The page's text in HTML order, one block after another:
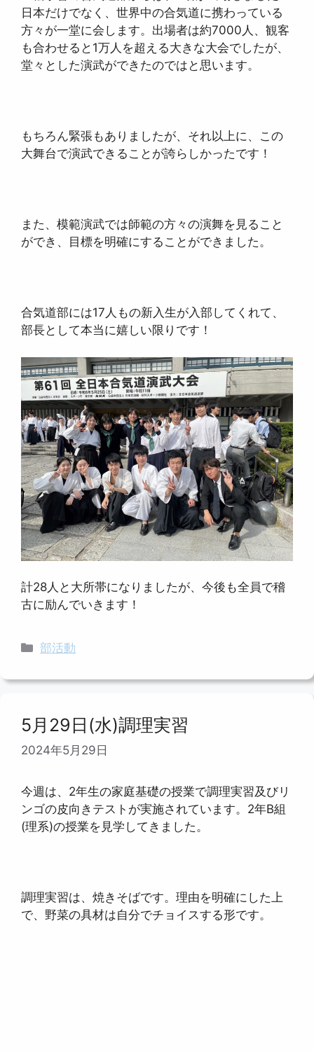
日本だけでなく、世界中の合気道に携わっている
方々が一堂に会します。出場者は約7000人、観客
も合わせると1万人を超える大きな大会でしたが、
堂々とした演武ができたのではと思います。
もちろん緊張もありましたが、それ以上に、この
大舞台で演武できることが誇らしかったです！
また、模範演武では師範の方々の演舞を見ること
ができ、目標を明確にすることができました。
合気道部には17人もの新入生が入部してくれて、
部長として本当に嬉しい限りです！
計28人と大所帯になりましたが、今後も全員で稽
古に励んでいきます！
カ
ゴ
ー
部活動
5月29日(水)調理実習
2024年5月29日
今週は、2年生の家庭基礎の授業で調理実習及びリ
ンゴの皮向きテストが実施されています。2年B組
(理系)の授業を見学してきました。
調理実習は、焼きそばです。理由を明確にした上
で、野菜の具材は自分でチョイスする形です。